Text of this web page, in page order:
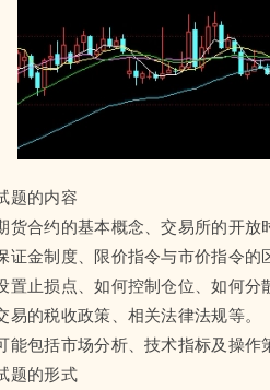
题的内容
货合约的基本概念、交易所的开放
证金制度、限价指令与市价指令的
置止损点、如何控制仓位、如何分
的税收政策、相关法律法规等。
能包括市场分析、技术指标及操作
题的形式